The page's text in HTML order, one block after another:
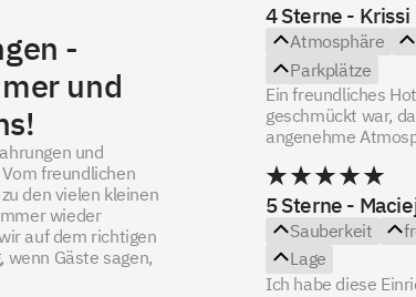
-
und
und
freundlichen
den vielen kleinen
wieder
auf dem richtigen
wenn Gäste sagen,
4 Sterne - Krissi
Atmosphäre
Parkplätze
Ein freundliches
geschmückt war,
angenehme
5 Sterne -
Sauberkeit
Lage
Ich habe diese